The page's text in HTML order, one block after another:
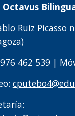
Octavus
Ruiz Picasso
462 539|
cputebo4@